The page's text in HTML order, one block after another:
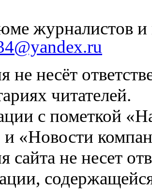
журналистов и
не несёт
читателей.
с пометкой
и «Новости
сайта не несет